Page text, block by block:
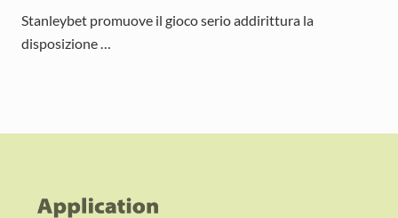
Stanleybet promuove il gioco serio addirittura la
disposizione …